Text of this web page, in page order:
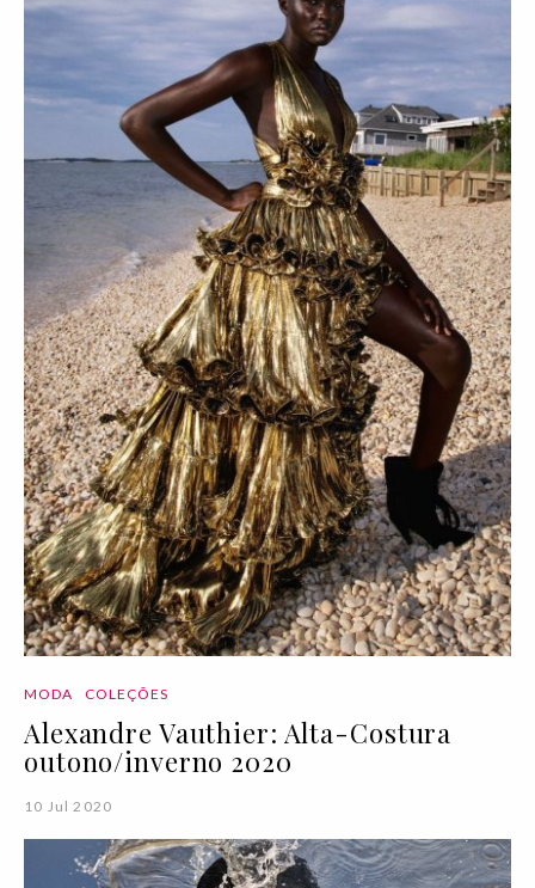
MODA COLEÇÕES
Alexandre Vauthier: Alta-Costura
outono/inverno 2020
10 Jul 2020